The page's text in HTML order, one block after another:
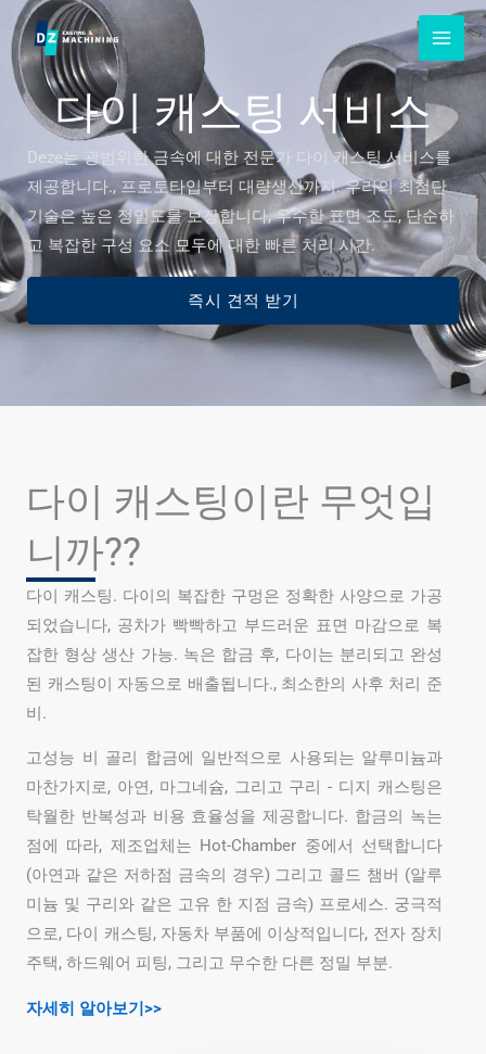
텐
츠
뛰
기
다이 캐스팅 서비스
Deze는 광범위한 금속에 대한 전문가 다이 캐스팅 서비스를
제공합니다., 프로토타입부터 대량생산까지. 우리의 최첨단
기술은 높은 정밀도를 보장합니다, 우수한 표면 조도, 단순하
고 복잡한 구성 요소 모두에 대한 빠른 처리 시간.
즉시 견적 받기
다이 캐스팅이란 무엇입
니까??
다이 캐스팅. 다이의 복잡한 구멍은 정확한 사양으로 가공
되었습니다, 공차가 빡빡하고 부드러운 표면 마감으로 복
잡한 형상 생산 가능. 녹은 합금 후, 다이는 분리되고 완성
된 캐스팅이 자동으로 배출됩니다., 최소한의 사후 처리 준
비.
고성능 비 골리 합금에 일반적으로 사용되는 알루미늄과
마찬가지로, 아연, 마그네슘, 그리고 구리 - 디지 캐스팅은
탁월한 반복성과 비용 효율성을 제공합니다. 합금의 녹는
점에 따라, 제조업체는 Hot-Chamber 중에서 선택합니다
(아연과 같은 저하점 금속의 경우) 그리고 콜드 챔버 (알루
미늄 및 구리와 같은 고유 한 지점 금속) 프로세스. 궁극적
으로, 다이 캐스팅, 자동차 부품에 이상적입니다, 전자 장치
주택, 하드웨어 피팅, 그리고 무수한 다른 정밀 부분.
자세히 알아보기>>